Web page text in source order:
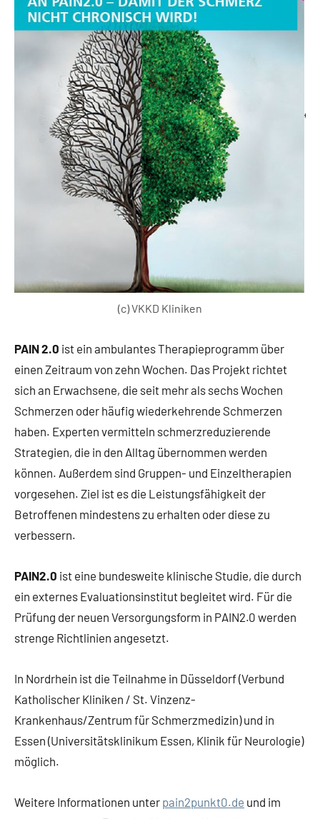
(c) VKKD Kliniken
PAIN 2.0 ist ein ambulantes Therapieprogramm über
einen Zeitraum von zehn Wochen. Das Projekt richtet
sich an Erwachsene, die seit mehr als sechs Wochen
Schmerzen oder häufig wiederkehrende Schmerzen
haben. Experten vermitteln schmerzreduzierende
Strategien, die in den Alltag übernommen werden
können. Außerdem sind Gruppen- und Einzeltherapien
vorgesehen. Ziel ist es die Leistungsfähigkeit der
Betroffenen mindestens zu erhalten oder diese zu
verbessern.
PAIN2.0 ist eine bundesweite klinische Studie, die durch
ein externes Evaluationsinstitut begleitet wird. Für die
Prüfung der neuen Versorgungsform in PAIN2.0 werden
strenge Richtlinien angesetzt.
In Nordrhein ist die Teilnahme in Düsseldorf (Verbund
Katholischer Kliniken / St. Vinzenz-
Krankenhaus/Zentrum für Schmerzmedizin) und in
Essen (Universitätsklinikum Essen, Klinik für Neurologie)
möglich.
Weitere Informationen unter pain2punkt0.de und im